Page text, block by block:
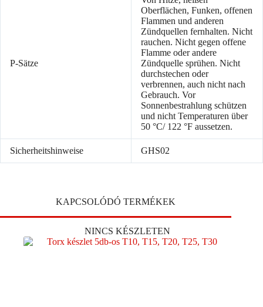
P-Sätze
Oberflächen, Funken, offenen
Flammen und anderen
Zündquellen fernhalten. Nicht
rauchen. Nicht gegen offene
Flamme oder andere
Zündquelle sprühen. Nicht
durchstechen oder
verbrennen, auch nicht nach
Gebrauch. Vor
Sonnenbestrahlung schützen
und nicht Temperaturen über
50 °C/ 122 °F aussetzen.
Sicherheitshinweise GHS02
KAPCSOLÓDÓ TERMÉKEK
NINCS KÉSZLETEN